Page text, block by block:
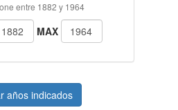
entre 1882 y 1964
MAX
años indicados